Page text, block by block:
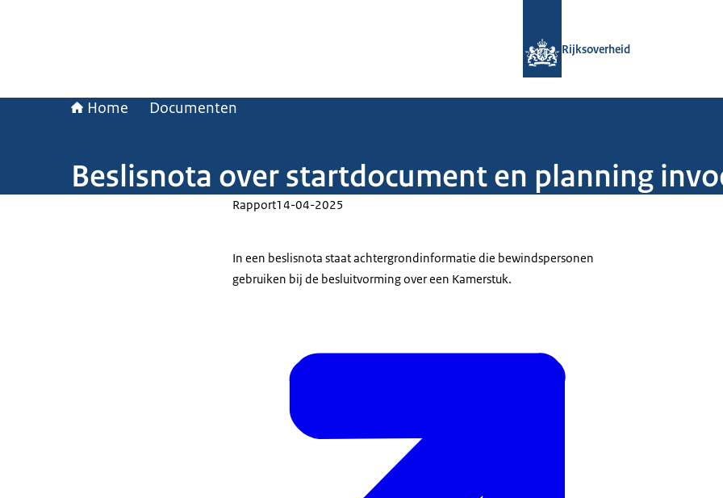
Rijksoverheid
Home Documenten
Beslisnota over startdocument en planning
Rapport14-04-2025
In een beslisnota staat achtergrondinformatie die bewindspersonen
gebruiken bij de besluitvorming over een Kamerstuk.